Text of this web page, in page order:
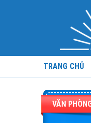
TRANG CHỦ
VĂN